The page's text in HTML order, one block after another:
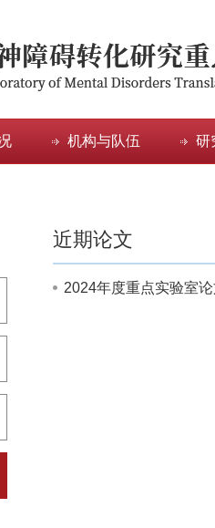
机构与队伍 研
近期论文
2024年度重点实验室